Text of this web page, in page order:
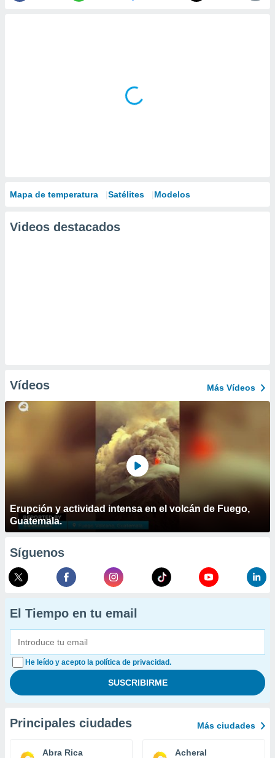
Mapa de temperatura Satélites Modelos
Videos destacados
Vídeos Más Vídeos
Erupción y actividad intensa en el volcán de Fuego,
Guatemala.
Síguenos
El Tiempo en tu email
He leído y acepto la política de privacidad.
Principales ciudades Más ciudades
Abra Rica Acheral